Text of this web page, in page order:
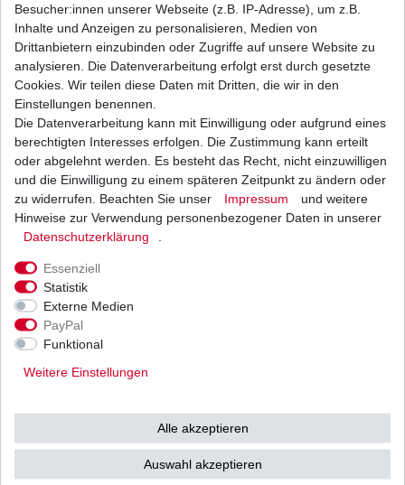
Filter
Dichtung Lichtmaschine Suzuki VS 600 VN51
1995 - 1997
UVP 11,36 € 8,26 € *
1 Stück | 8,26 € / Stück
inkl. ges. MwSt. zzgl.
Versand
Ab einem Warenwert von
500 Euro versenden wir
53783 Eitorf (
unbedingt Termin
Besucher:innen unserer Webseite (z.B. IP-Adresse), um z.B.
Inhalte und Anzeigen zu personalisieren, Medien von
Drittanbietern einzubinden oder Zugriffe auf unsere Website zu
analysieren. Die Datenverarbeitung erfolgt erst durch gesetzte
Cookies. Wir teilen diese Daten mit Dritten, die wir in den
Einstellungen benennen.
Die Datenverarbeitung kann mit Einwilligung oder aufgrund eines
berechtigten Interesses erfolgen. Die Zustimmung kann erteilt
oder abgelehnt werden. Es besteht das Recht, nicht einzuwilligen
und die Einwilligung zu einem späteren Zeitpunkt zu ändern oder
zu widerrufen. Beachten Sie unser
Impressum
und weitere
Hinweise zur Verwendung personenbezogener Daten in unserer
Daten­schutz­erklärung
Essenziell
Statistik
Externe Medien
PayPal
Funktional
Weitere Einstellungen
Alle akzeptieren
Auswahl akzeptieren